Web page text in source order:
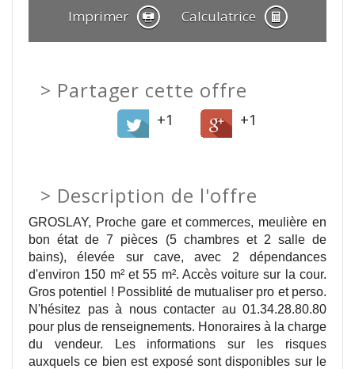
Imprimer Calculatrice
Partager cette offre
+1 +1
> Description de l'offre
GROSLAY, Proche gare et commerces, meulière en
bon état de 7 pièces (5 chambres et 2 salle de
bains), élevée sur cave, avec 2 dépendances
d'environ 150 m² et 55 m². Accès voiture sur la cour.
Gros potentiel ! Possiblité de mutualiser pro et perso.
N'hésitez pas à nous contacter au 01.34.28.80.80
pour plus de renseignements. Honoraires à la charge
du vendeur. Les informations sur les risques
auxquels ce bien est exposé sont disponibles sur le